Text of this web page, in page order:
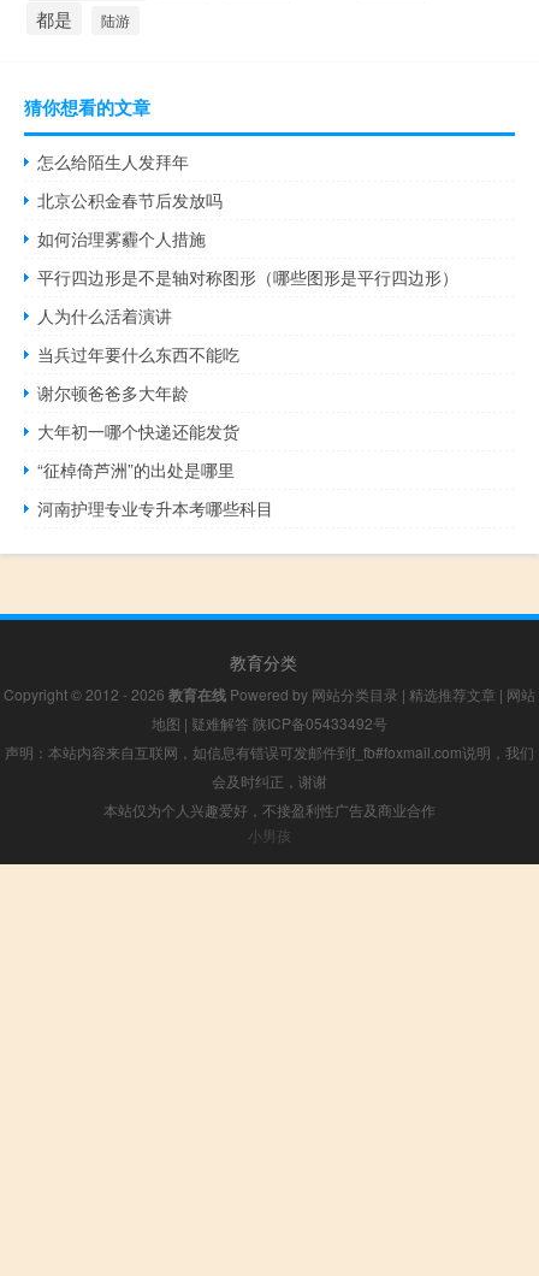
都是 陆游
猜你想看的文章
怎么给陌生人发拜年
北京公积金春节后发放吗
如何治理雾霾个人措施
平行四边形是不是轴对称图形（哪些图形是平行四边形）
人为什么活着演讲
当兵过年要什么东西不能吃
谢尔顿爸爸多大年龄
大年初一哪个快递还能发货
“征棹倚芦洲”的出处是哪里
河南护理专业专升本考哪些科目
教育分类
Copyright © 2012 - 2026 教育在线 Powered by 网站分类目录 | 精选推荐文章 | 网站
地图 | 疑难解答 陕ICP备05433492号
声明：本站内容来自互联网，如信息有错误可发邮件到f_fb#foxmail.com说明，我们
会及时纠正，谢谢
本站仅为个人兴趣爱好，不接盈利性广告及商业合作
小男孩